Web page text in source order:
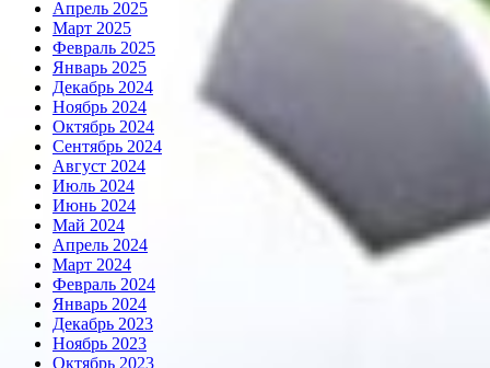
Апрель 2025
Март 2025
Февраль 2025
Январь 2025
Декабрь 2024
Ноябрь 2024
Октябрь 2024
Сентябрь 2024
Август 2024
Июль 2024
Июнь 2024
Май 2024
Апрель 2024
Март 2024
Февраль 2024
Январь 2024
Декабрь 2023
Ноябрь 2023
Октябрь 2023